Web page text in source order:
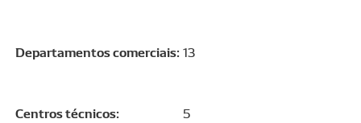
Departamentos comerciais: 13
Centros técnicos: 5